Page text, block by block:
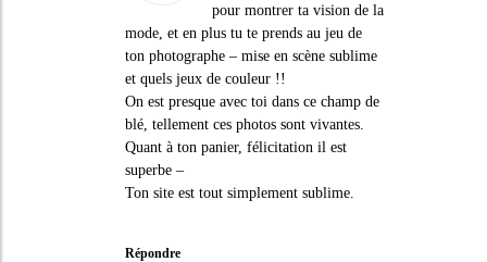
pour montrer ta vision de la
mode, et en plus tu te prends au jeu de
ton photographe – mise en scène sublime
et quels jeux de couleur !!
On est presque avec toi dans ce champ de
blé, tellement ces photos sont vivantes.
Quant à ton panier, félicitation il est
superbe –
Ton site est tout simplement sublime.
Répondre